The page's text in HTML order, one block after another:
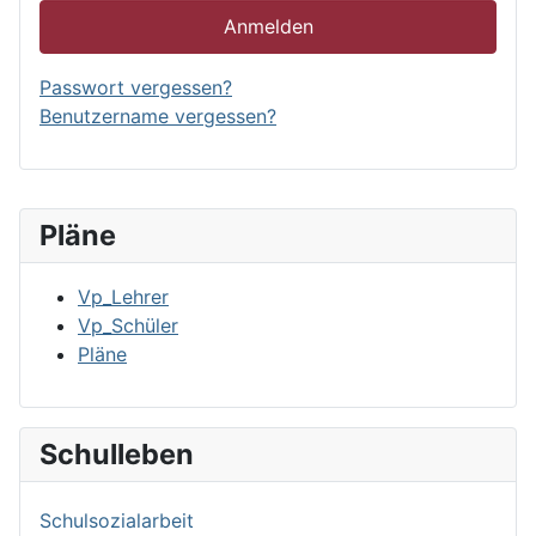
Pläne
Vp_Lehrer
Vp_Schüler
Pläne
Schulleben
Schulsozialarbeit
Anmelden
Passwort vergessen?
Benutzername vergessen?